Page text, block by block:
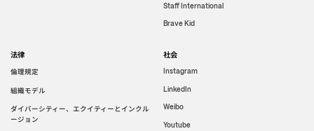
Staff International
Brave Kid
法律
倫理規定
組織モデル
ダイバーシティー、エクイティーとインクル
ージョン
社会
Instagram
LinkedIn
Weibo
Youtube